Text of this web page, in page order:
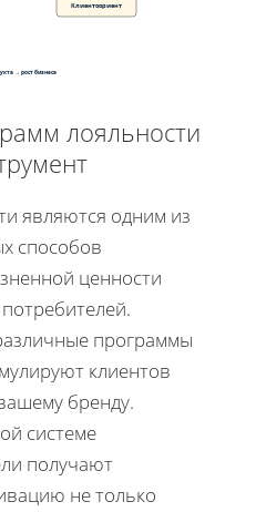
Клиентоориент
→ рост бизнеса
лояльности
являются одним из
способов
ценности
программы
клиентов
бренду.
системе
получают
не только